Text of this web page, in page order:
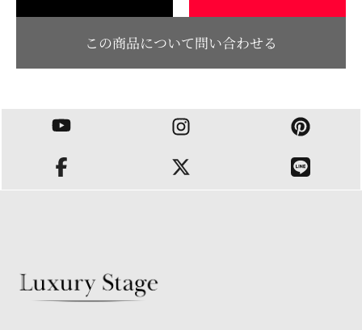
この商品について問い合わせる